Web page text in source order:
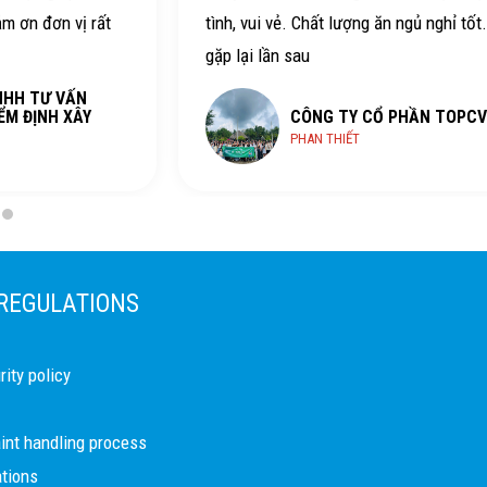
ơn đơn vị rất
TƯ VẤN
ĐỊNH XÂY
tình, vui vẻ. Chất lượng ăn ngủ nghỉ
gặp lại lần sau
CÔNG TY CỔ PHẦN TOPCV
PHAN THIẾT
policy
handling process